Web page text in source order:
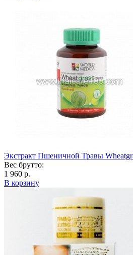
Экстракт Пшеничной Травы
Вес брутто:
1 960 р.
В корзину